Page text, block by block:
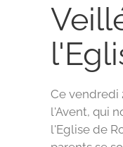
Ce vendredi
l'Avent, qui
l'Eglise de